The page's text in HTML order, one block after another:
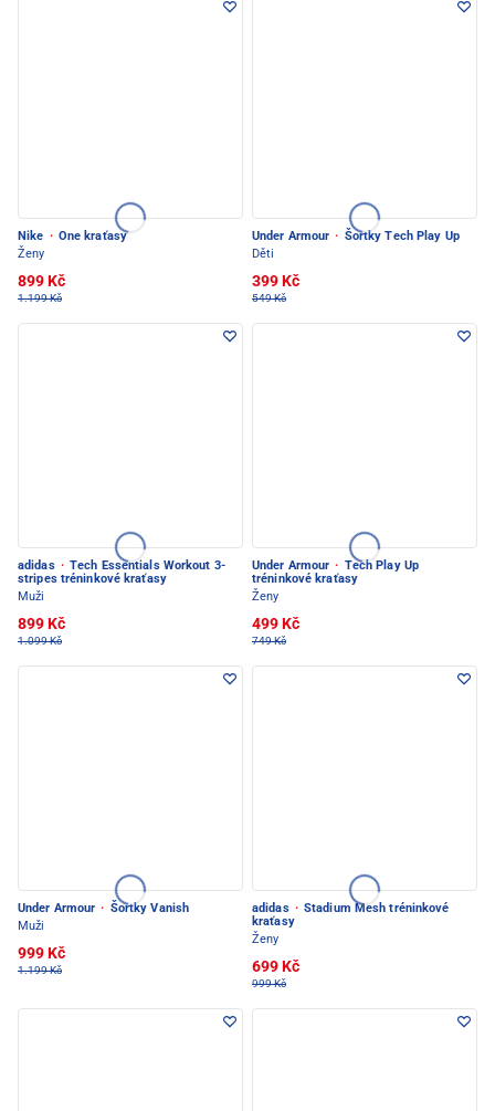
Nike · One kraťasy
Ženy
899 Kč
1.199 Kč
Under Armour · Šortky Tech Play Up
Děti
399 Kč
549 Kč
adidas · Tech Essentials Workout 3-
stripes tréninkové kraťasy
Muži
899 Kč
1.099 Kč
Under Armour · Tech Play Up
tréninkové kraťasy
Ženy
499 Kč
749 Kč
Under Armour · Šortky Vanish
Muži
999 Kč
1.199 Kč
adidas · Stadium Mesh tréninkové
kraťasy
Ženy
699 Kč
999 Kč